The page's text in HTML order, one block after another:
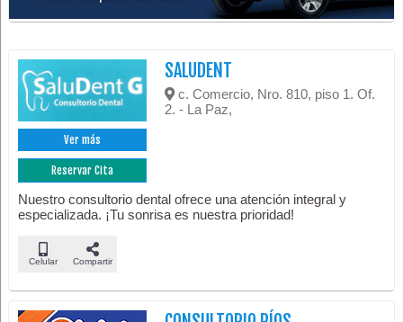
Ver más
Reservar Cita
SALUDENT
c. Comercio, Nro. 810, piso 1. Of.
2. - La Paz,
Nuestro consultorio dental ofrece una atención integral y
especializada. ¡Tu sonrisa es nuestra prioridad!
Celular Compartir